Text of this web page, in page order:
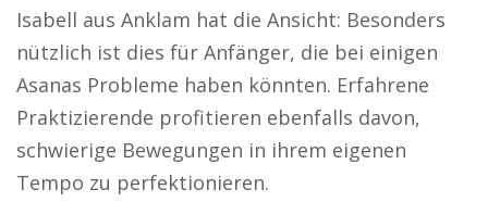
Isabell aus Anklam hat die Ansicht: Besonders
nützlich ist dies für Anfänger, die bei einigen
Asanas Probleme haben könnten. Erfahrene
Praktizierende profitieren ebenfalls davon,
schwierige Bewegungen in ihrem eigenen
Tempo zu perfektionieren.